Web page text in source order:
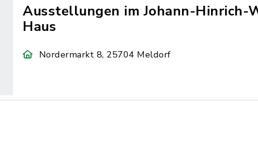
Ausstellungen im Johann-Hinrich-
Haus
Nordermarkt 8, 25704 Meldorf